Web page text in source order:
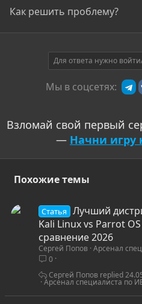
Как решить проблему?
Для ответа нужно
Мы в соцсетях:
Взломай свой первый
— Начни игру
Похожие темы
Статья
Лучший
Kali Linux vs Parrot
сравнение 2026
Сергей Попов Арсенал
0
Арсенал специалиста по
Сергей Попов